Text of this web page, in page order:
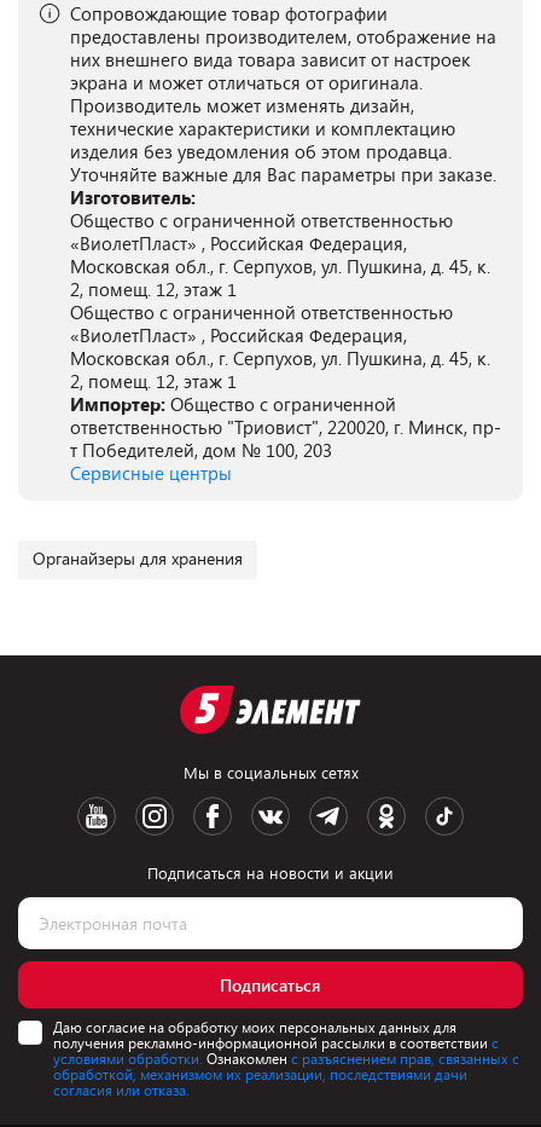
Сопровождающие товар фотографии
предоставлены производителем, отображение на
них внешнего вида товара зависит от настроек
экрана и может отличаться от оригинала.
Производитель может изменять дизайн,
технические характеристики и комплектацию
изделия без уведомления об этом продавца.
Уточняйте важные для Вас параметры при заказе.
Изготовитель:
Общество с ограниченной ответственностью
«ВиолетПласт» , Российская Федерация,
Московская обл., г. Серпухов, ул. Пушкина, д. 45, к.
2, помещ. 12, этаж 1
Общество с ограниченной ответственностью
«ВиолетПласт» , Российская Федерация,
Московская обл., г. Серпухов, ул. Пушкина, д. 45, к.
2, помещ. 12, этаж 1
Импортер: Общество с ограниченной
ответственностью "Триовист", 220020, г. Минск, пр-
т Победителей, дом № 100, 203
Сервисные центры
Органайзеры для хранения
Мы в социальных сетях
Подписаться на новости и акции
Подписаться
Даю согласие на обработку моих персональных данных для
получения рекламно-информационной рассылки в соответствии с
условиями обработки. Ознакомлен с разъяснением прав, связанных с
обработкой, механизмом их реализации, последствиями дачи
согласия или отказа.